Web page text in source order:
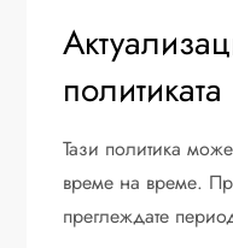
политиката
Тази политика
време на време.
преглеждате